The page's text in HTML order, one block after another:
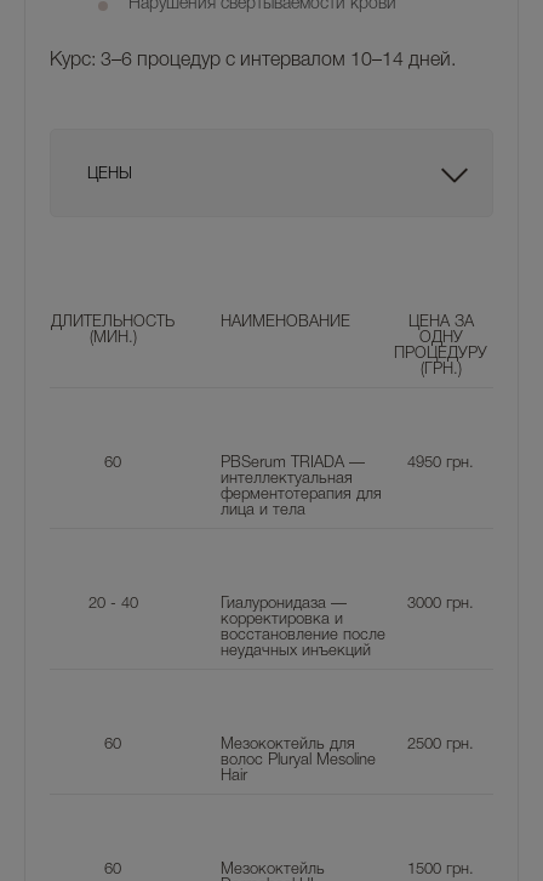
Нарушения свёртываемости крови
Курс: 3–6 процедур с интервалом 10–14 дней.
ЦЕНЫ
ДЛИТЕЛЬНОСТЬ
(МИН.)
НАИМЕНОВАНИЕ
ЦЕНА ЗА
ОДНУ
ПРОЦЕДУРУ
(ГРН.)
60
PBSerum TRIADA —
интеллектуальная
ферментотерапия для
лица и тела
4950 грн.
20 - 40
Гиалуронидаза —
корректировка и
восстановление после
неудачных инъекций
3000 грн.
60
Мезококтейль для
волос Pluryal Mesoline
Hair
2500 грн.
60
Мезококтейль
1500 грн.